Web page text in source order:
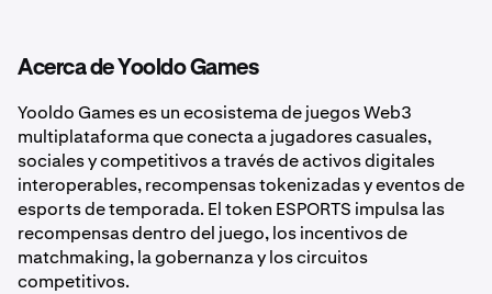
Acerca de Yooldo Games
Yooldo Games es un ecosistema de juegos Web3
multiplataforma que conecta a jugadores casuales,
sociales y competitivos a través de activos digitales
interoperables, recompensas tokenizadas y eventos de
esports de temporada. El token ESPORTS impulsa las
recompensas dentro del juego, los incentivos de
matchmaking, la gobernanza y los circuitos
competitivos.